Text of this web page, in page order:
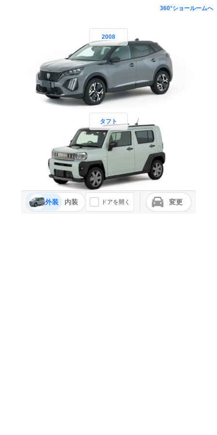
360°ショールームへ
2008
タフト
外装 内装 ドアを開く 変更